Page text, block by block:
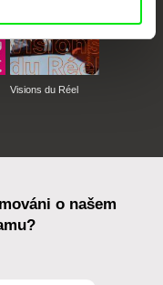
Visions du Réel
o našem